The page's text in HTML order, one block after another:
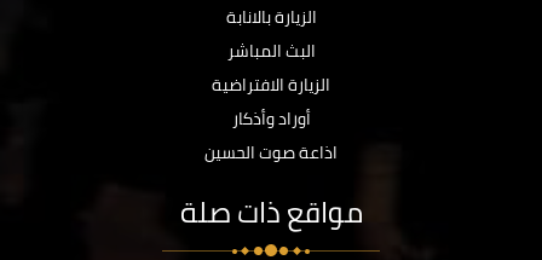
الزيارة بالانابة
البث المباشر
الزيارة الافتراضية
أوراد وأذكار
اذاعة صوت الحسين
مواقع ذات صلة